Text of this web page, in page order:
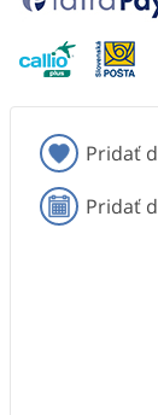
Pridať
Pridať